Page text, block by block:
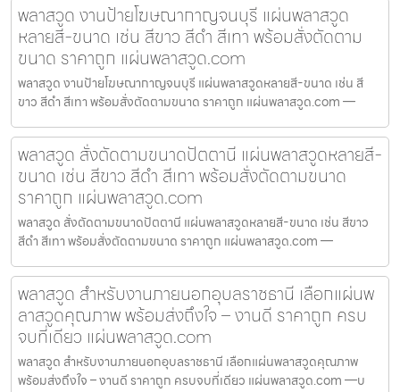
พลาสวูด งานป้ายโฆษณากาญจนบุรี แผ่นพลาสวูด
หลายสี-ขนาด เช่น สีขาว สีดำ สีเทา พร้อมสั่งตัดตาม
ขนาด ราคาถูก แผ่นพลาสวูด.com
พลาสวูด งานป้ายโฆษณากาญจนบุรี แผ่นพลาสวูดหลายสี-ขนาด เช่น สี
ขาว สีดำ สีเทา พร้อมสั่งตัดตามขนาด ราคาถูก แผ่นพลาสวูด.com —
พลาสวูด สั่งตัดตามขนาดปัตตานี แผ่นพลาสวูดหลายสี-
ขนาด เช่น สีขาว สีดำ สีเทา พร้อมสั่งตัดตามขนาด
ราคาถูก แผ่นพลาสวูด.com
พลาสวูด สั่งตัดตามขนาดปัตตานี แผ่นพลาสวูดหลายสี-ขนาด เช่น สีขาว
สีดำ สีเทา พร้อมสั่งตัดตามขนาด ราคาถูก แผ่นพลาสวูด.com —
พลาสวูด สำหรับงานภายนอกอุบลราชธานี เลือกแผ่นพ
ลาสวูดคุณภาพ พร้อมส่งถึงใจ – งานดี ราคาถูก ครบ
จบที่เดียว แผ่นพลาสวูด.com
พลาสวูด สำหรับงานภายนอกอุบลราชธานี เลือกแผ่นพลาสวูดคุณภาพ
พร้อมส่งถึงใจ – งานดี ราคาถูก ครบจบที่เดียว แผ่นพลาสวูด.com —บ